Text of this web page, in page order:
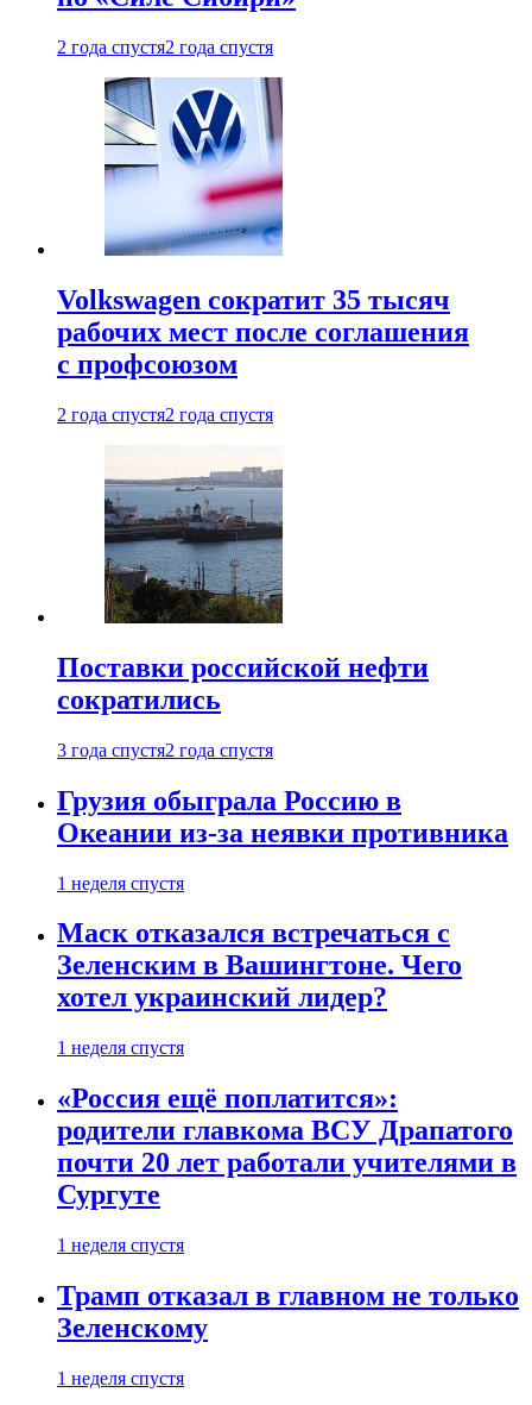
2 года спустя2 года спустя
Volkswagen сократит 35 тысяч
рабочих мест после соглашения
с профсоюзом
2 года спустя2 года спустя
Поставки российской нефти
сократились
3 года спустя2 года спустя
Грузия обыграла Россию в
Океании из-за неявки противника
1 неделя спустя
Маск отказался встречаться с
Зеленским в Вашингтоне. Чего
хотел украинский лидер?
1 неделя спустя
«Россия ещё поплатится»:
родители главкома ВСУ Драпатого
почти 20 лет работали учителями в
Сургуте
1 неделя спустя
Трамп отказал в главном не только
Зеленскому
1 неделя спустя